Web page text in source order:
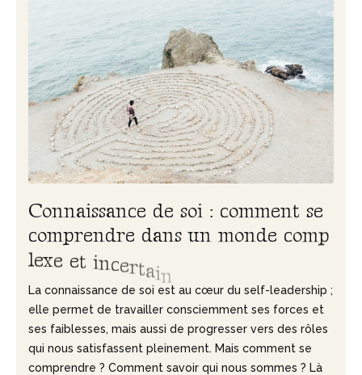
Connaissance de soi : comment se
comprendre dans un monde comp
lexe et incert
La connaissance de soi est au cœur du self-leadership ;
elle permet de travailler consciemment ses forces et
ses faiblesses, mais aussi de progresser vers des rôles
qui nous satisfassent pleinement. Mais comment se
comprendre ? Comment savoir qui nous sommes ? Là